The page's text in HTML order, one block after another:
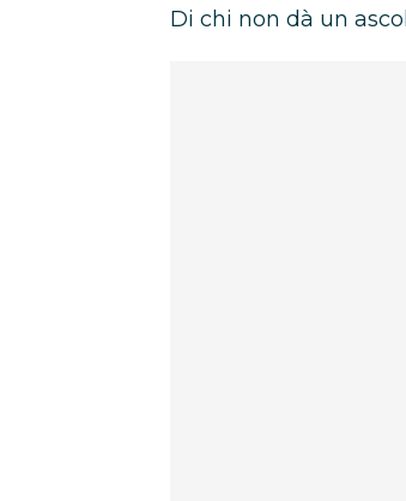
Di chi non dà un